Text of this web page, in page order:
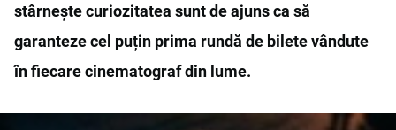
stârnește curiozitatea sunt de ajuns ca să
garanteze cel puțin prima rundă de bilete vândute
în fiecare cinematograf din lume.